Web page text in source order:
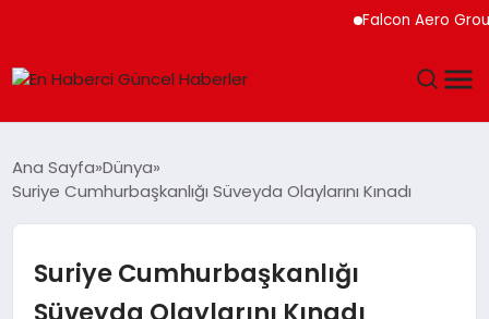
Falcon Aero Group,
SPOR
SAĞLIK
Ana Sayfa Dünya
Suriye Cumhurbaşkanlığı Süveyda Olaylarını Kınadı
Suriye Cumhurbaşkanlığı
Süveyda Olaylarını Kınadı